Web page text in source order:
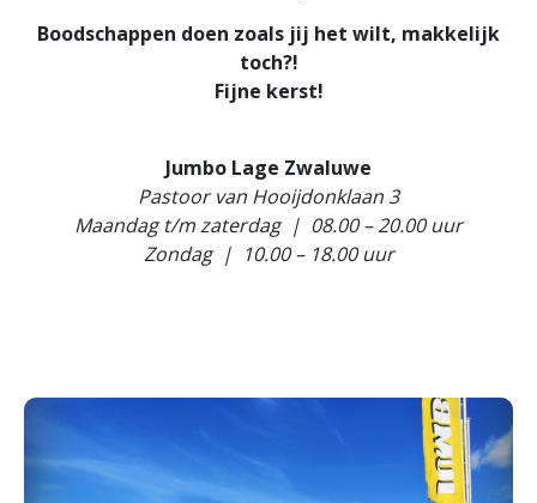
Boodschappen doen zoals jij het wilt, makkelijk
toch?!
Fijne kerst!
Jumbo Lage Zwaluwe
Pastoor van Hooijdonklaan 3
Maandag t/m zaterdag | 08.00 – 20.00 uur
Zondag | 10.00 – 18.00 uur